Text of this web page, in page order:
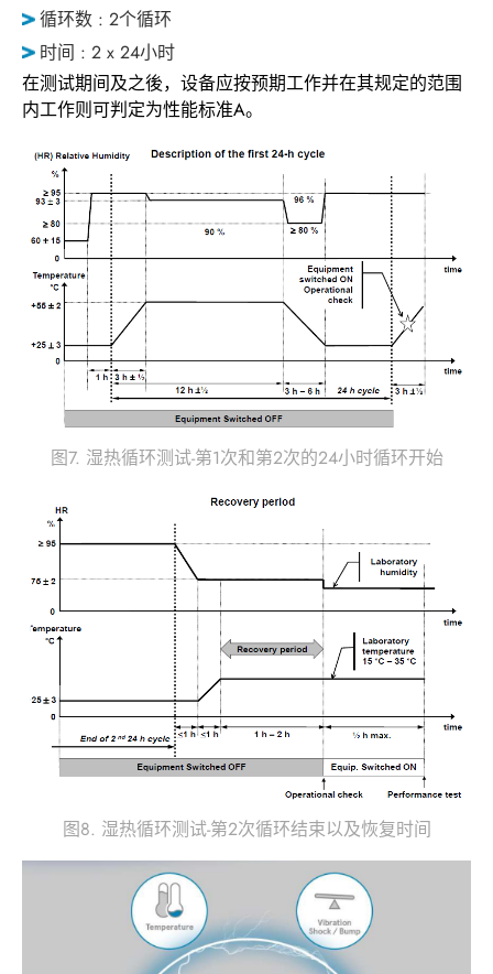
循环数 : 2个循环
时间 : 2 x 24小时
在测试期间及之後，设备应按预期工作并在其规定的范围
内工作则可判定为性能标准A。
图7. 湿热循环测试-第1次和第2次的24小时循环开始
图8. 湿热循环测试-第2次循环结束以及恢复时间